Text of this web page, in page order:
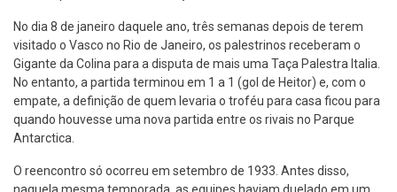
No dia 8 de janeiro daquele ano, três semanas depois de terem
visitado o Vasco no Rio de Janeiro, os palestrinos receberam o
Gigante da Colina para a disputa de mais uma Taça Palestra Italia.
No entanto, a partida terminou em 1 a 1 (gol de Heitor) e, com o
empate, a definição de quem levaria o troféu para casa ficou para
quando houvesse uma nova partida entre os rivais no Parque
Antarctica.
O reencontro só ocorreu em setembro de 1933. Antes disso,